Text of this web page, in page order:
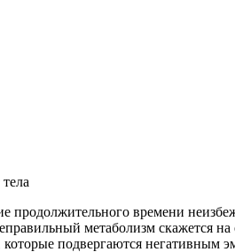
продолжительного времени
метаболизм скажется
подвергаются негативным